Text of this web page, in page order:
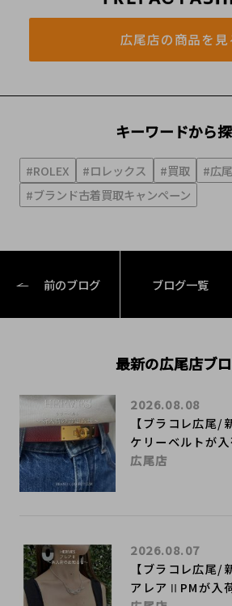
広尾店の商品を見
キーワードから
#ROLEX #ロレックス #買取
#広
#ブランド古着買取キャンペーン
前のブログ ブログ一覧
最新の広尾店ブ
【ブラコレ広尾/
ケリーベルトが
2026.08.08
広尾店
【ブラコレ広尾/
アレアⅡPMが入
2026.08.07